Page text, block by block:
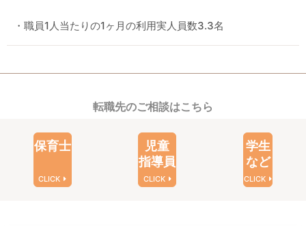
・職員1人当たりの1ヶ月の利用実人員数3.3名
転職先のご相談はこちら
保育士
CLICK
児童
指導員
CLICK
学生
など
CLICK